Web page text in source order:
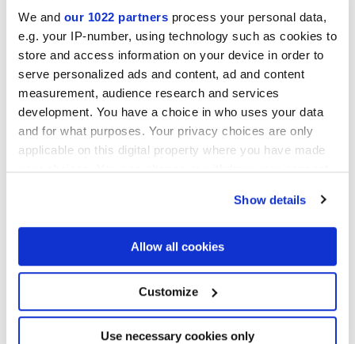
We and our 1022 partners process your personal data,
e.g. your IP-number, using technology such as cookies to
store and access information on your device in order to
serve personalized ads and content, ad and content
measurement, audience research and services
development. You have a choice in who uses your data
and for what purposes. Your privacy choices are only
applicable on this digital property where you have made
your choices. You can change or withdraw your consent
If you allow, we would also like to:
Collect information about your geographical
location which can be accurate to within several
Identify your device by actively scanning it for
specific characteristics (fingerprinting)
Find out more about how your personal data is processed
Show details
Allow all cookies
Customize
Use necessary cookies only
Collections d'intérêt
demande, conformément à la lettre C) de laNote d'informationsur
la protection de la vie privée. *